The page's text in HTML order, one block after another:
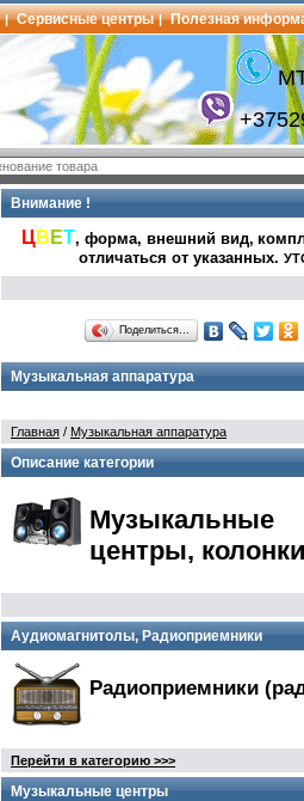
| Сервисные центры | Полезная
Внимание !
ЦВ ЕТ, форма, внешний вид,
отличаться от указанных.
Поделиться…
Музыкальная аппаратура
Главная / Музыкальная аппаратура
Описание категории
Музыкальные
центры,
Аудиомагнитолы, Радиоприемники
Радиоприемники
Перейти в категорию >>>
Музыкальные центры